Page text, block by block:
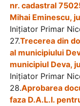
nr. cadastral
Mihai Eminescu,
Iniţiator Primar
27.Trecerea din
al municipiului
municipiul Deva,
Iniţiator Primar
28.Aprobarea
faza D.A.L.I.